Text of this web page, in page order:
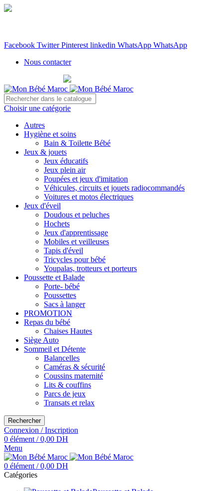
Facebook Twitter Pinterest linkedin WhatsApp WhatsApp
Nous contacter
Choisir une catégorie
Autres
Hygiène et soins
Bain & Toilette Bébé
Jeux & jouets
Jeux éducatifs
Jeux plein air
Poupées et jeux d'imitation
Véhicules, circuits et jouets radiocommandés
Voitures et motos électriques
Jeux d'éveil
Doudous et peluches
Hochets
Jeux d'apprentissage
Mobiles et veilleuses
Tapis d'éveil
Tricycles pour bébé
Youpalas, trotteurs et porteurs
Poussette et Balade
Porte- bébé
Poussettes
Sacs à langer
PROMOTION
Repas du bébé
Chaises Hautes
Siège Auto
Sommeil et Détente
Balancelles
Caméras & sécurité
Coussins maternité
Lits & couffins
Parcs de jeux
Transats et relax
Rechercher
Connexion / Inscription
0 élément / 0,00 DH
Menu
0 élément / 0,00 DH
Catégories